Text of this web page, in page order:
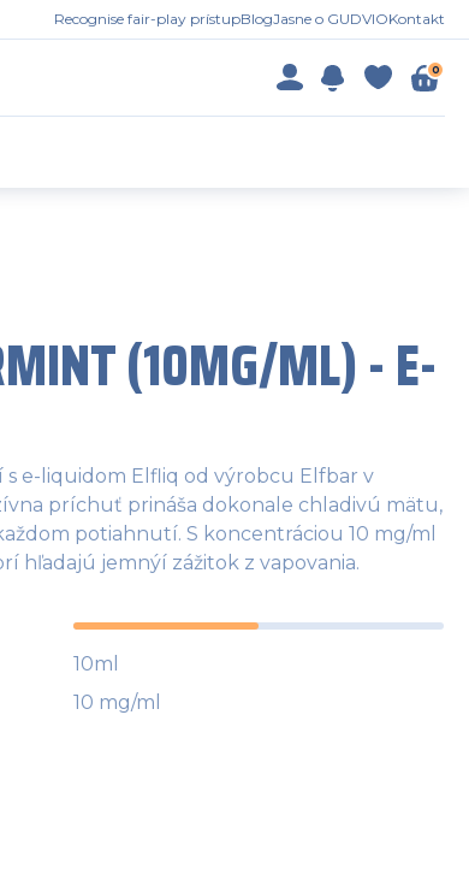
Recognise fair-play prístupBlogJasne o GUDVIOKontakt
0
(10MG/ML) - E-
e-liquidom Elfliq od výrobcu Elfbar v
príchuť prináša dokonale chladivú mätu,
potiahnutí. S koncentráciou 10 mg/ml
hľadajú jemnýí zážitok z vapovania.
10ml
10 mg/ml